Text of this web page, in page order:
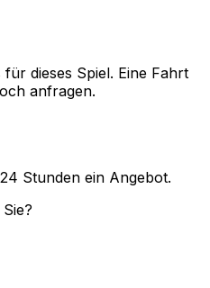
dieses Spiel. Eine Fahrt
anfragen.
Stunden ein Angebot.